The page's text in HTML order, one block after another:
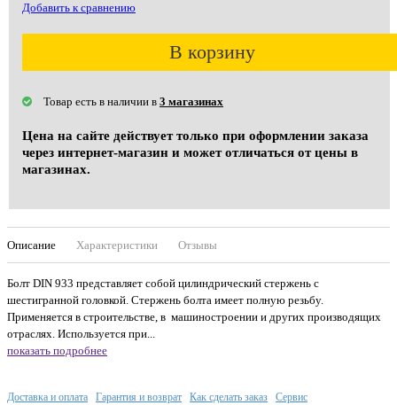
Добавить к сравнению
В корзину
Товар есть в наличии в 3 магазинах
Цена на сайте действует только при оформлении заказа
через интернет-магазин и может отличаться от цены в
магазинах.
Описание Характеристики Отзывы
Болт DIN 933 представляет собой цилиндрический стержень с
шестигранной головкой. Стержень болта имеет полную резьбу.
Применяется в строительстве, в машиностроении и других производящих
отраслях. Используется при...
показать подробнее
Доставка и оплата Гарантия и возврат Как сделать заказ Сервис